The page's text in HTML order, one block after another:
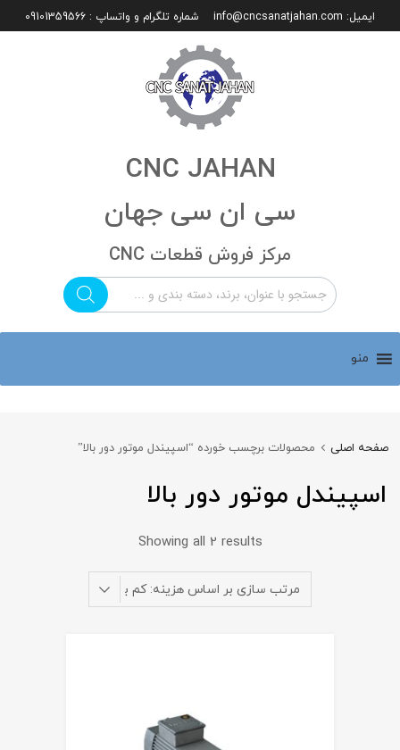
ایمیل: info@cncsanatjahan.com شماره تلگرام و واتساپ : 09101359566
CNC JAHAN
سی ان سی جهان
مرکز فروش قطعات CNC
منو
صفحه اصلی محصولات برچسب خورده “اسپیندل موتور دور بالا”
اسپیندل موتور دور بالا
Showing all 2 results